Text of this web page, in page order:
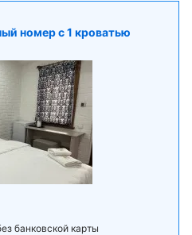
номер с 1 кроватью
банковской карты